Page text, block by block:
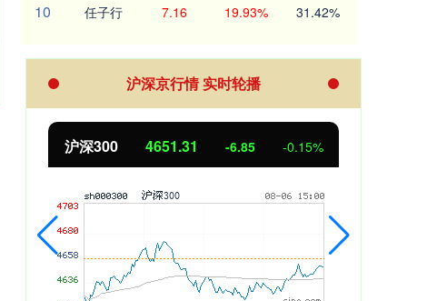
10 任子行 7.16 19.93% 31.42%
沪深京行情 实时轮播
沪深300 4651.31 -6.85 -0.15%